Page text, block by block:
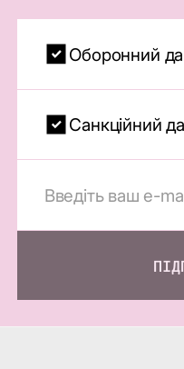
Оборонний
Санкційний